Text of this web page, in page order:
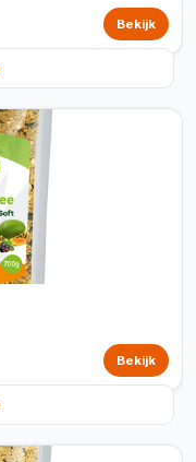
Bekijk
Bekijk